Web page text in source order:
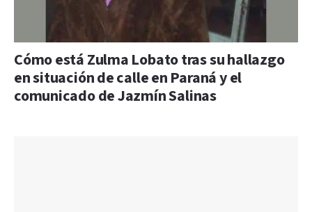
Cómo está Zulma Lobato tras su hallazgo
en situación de calle en Paraná y el
comunicado de Jazmín Salinas